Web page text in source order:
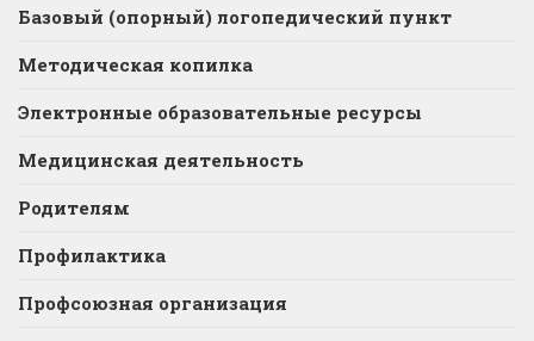
Базовый (опорный) логопедический пункт
Методическая копилка
Электронные образовательные ресурсы
Медицинская деятельность
Родителям
Профилактика
Профсоюзная организация